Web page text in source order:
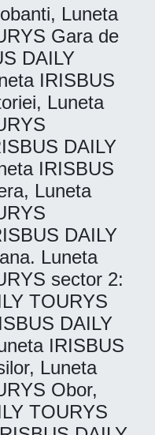
Luneta
Gara de
DAILY
IRISBUS
Luneta
DAILY
IRISBUS
Luneta
DAILY
Luneta
sector 2:
TOURYS
DAILY
IRISBUS
Luneta
Obor,
TOURYS